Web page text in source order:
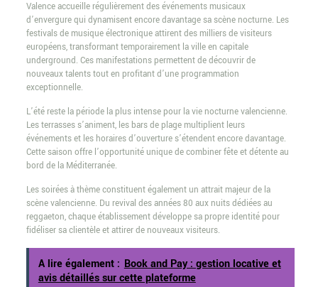
Valence accueille régulièrement des événements musicaux
d’envergure qui dynamisent encore davantage sa scène nocturne. Les
festivals de musique électronique attirent des milliers de visiteurs
européens, transformant temporairement la ville en capitale
underground. Ces manifestations permettent de découvrir de
nouveaux talents tout en profitant d’une programmation
exceptionnelle.
L’été reste la période la plus intense pour la vie nocturne valencienne.
Les terrasses s’animent, les bars de plage multiplient leurs
événements et les horaires d’ouverture s’étendent encore davantage.
Cette saison offre l’opportunité unique de combiner fête et détente au
bord de la Méditerranée.
Les soirées à thème constituent également un attrait majeur de la
scène valencienne. Du revival des années 80 aux nuits dédiées au
reggaeton, chaque établissement développe sa propre identité pour
fidéliser sa clientèle et attirer de nouveaux visiteurs.
A lire également : Book and Pay : gestion locative et
avis détaillés sur cette plateforme